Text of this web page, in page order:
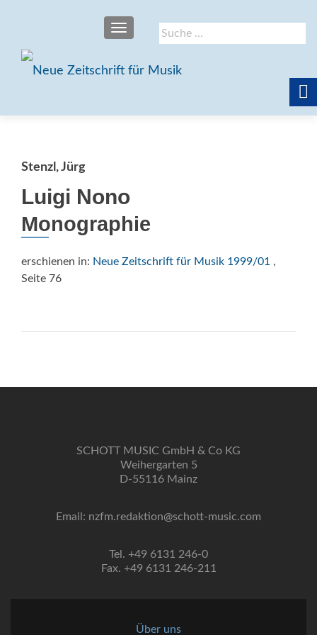
Suche
nach:
SCHALTE NAVIGATION
Stenzl, Jürg
Luigi Nono
Monographie
erschienen in: Neue Zeitschrift für Musik 1999/01 ,
Seite 76
SCHOTT MUSIC GmbH & Co KG
Weihergarten 5
D-55116 Mainz
Email: nzfm.redaktion@schott-music.com
Tel. +49 6131 246-0
Fax. +49 6131 246-211
Über uns